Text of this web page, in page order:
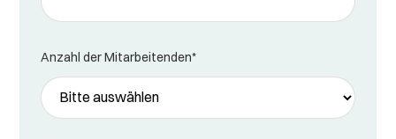
Anzahl der Mitarbeitenden*